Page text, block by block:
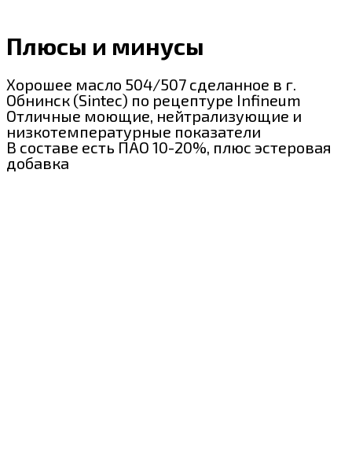
Плюсы и минусы
Хорошее масло 504/507 сделанное в г.
Обнинск (Sintec) по рецептуре Infineum
Отличные моющие, нейтрализующие и
низкотемпературные показатели
В составе есть ПАО 10-20%, плюс эстеровая
добавка